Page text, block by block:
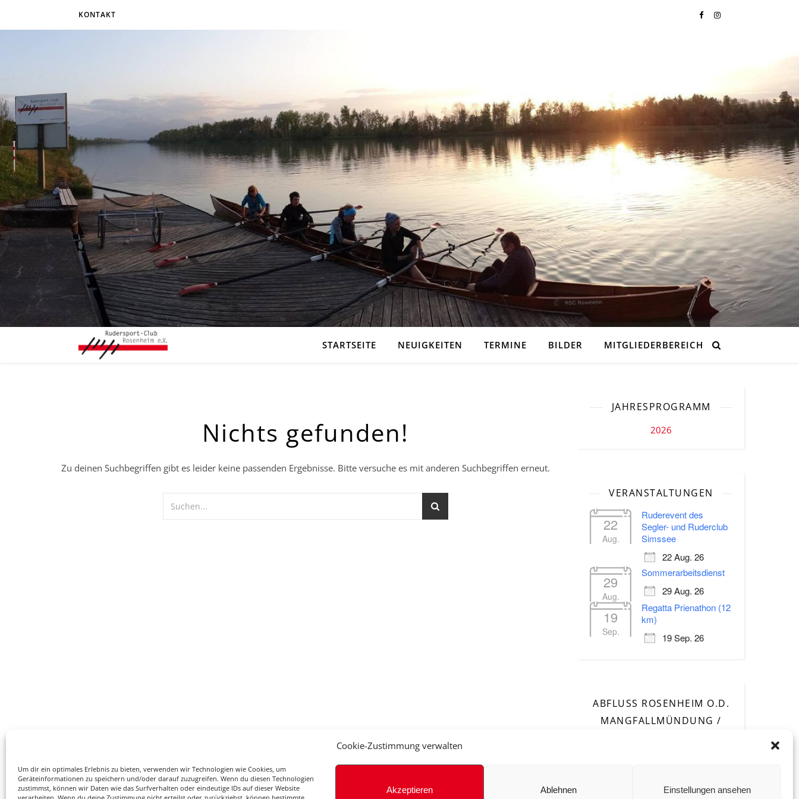
Cookie-Zustimmung verwalten
Um dir ein optimales Erlebnis zu bieten, verwenden wir Technologien wie Cookies, um
Geräteinformationen zu speichern und/oder darauf zuzugreifen. Wenn du diesen Technologien
zustimmst, können wir Daten wie das Surfverhalten oder eindeutige IDs auf dieser Website
Akzeptieren Ablehnen Einstellungen ansehen
KONTAKT
STARTSEITE NEUIGKEITEN TERMINE BILDER MITGLIEDERBEREICH
Nichts gefunden!
Zu deinen Suchbegriffen gibt es leider keine passenden Ergebnisse. Bitte versuche es mit anderen Suchbegriffen erneut.
JAHRESPROGRAMM
2026
VERANSTALTUNGEN
22
Aug.
Ruderevent des
Segler- und Ruderclub
Simssee
22 Aug. 26
29
Aug.
Sommerarbeitsdienst
29 Aug. 26
19
Sep.
Regatta Prienathon (12
km)
19 Sep. 26
ABFLUSS ROSENHEIM O.D.
MANGFALLMÜNDUNG /